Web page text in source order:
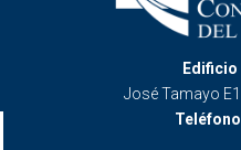
José Tamayo